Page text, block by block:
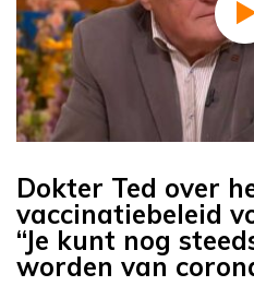
Dokter Ted over
vaccinatiebeleid
“Je kunt nog
worden van